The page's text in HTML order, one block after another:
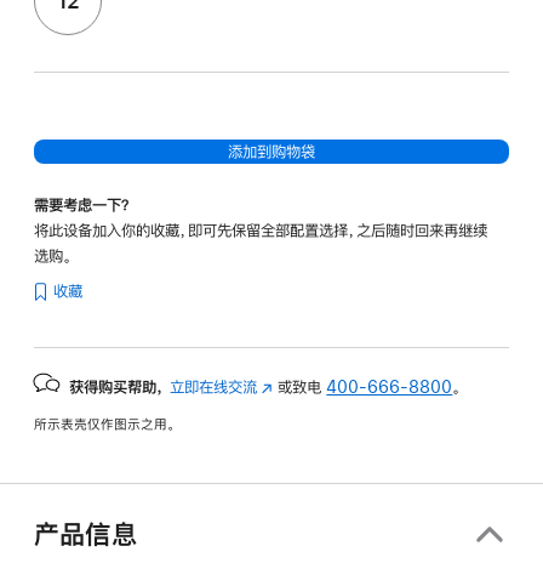
添加到购物袋
需要考虑一下？
将此设备加入你的收藏，即可先保留全部配置选择，之后随时回来再继续
选购。
收藏
获得购买帮助， 立即在线交流 (在
中
或致电400-666-8800 。
所示表壳仅作图示之用。
产品信息